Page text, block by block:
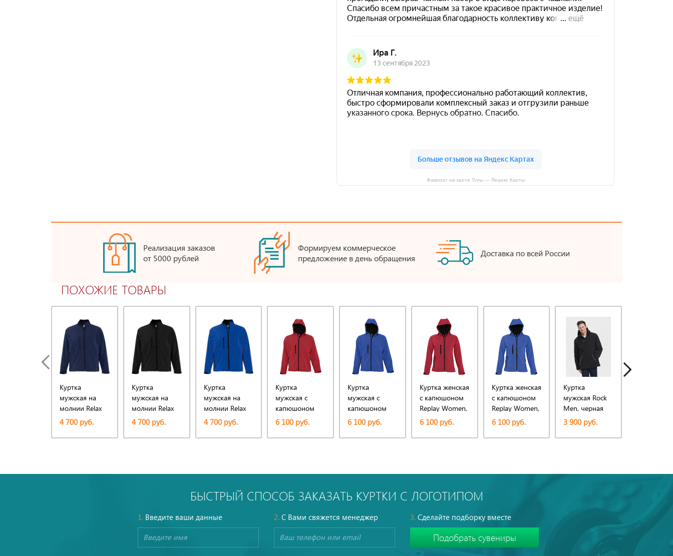
Фаворит на карте Тулы — Яндекс Карты
Реализация заказов
от 5000 рублей
Формируем коммерческое
предложение в день обращения
Доставка по всей России
ПОХОЖИЕ ТОВАРЫ
Куртка
мужская на
молнии Relax
340, темно-
4 700 руб.
Куртка
мужская на
молнии Relax
340, черная
4 700 руб.
Куртка
мужская на
молнии Relax
340, ярко-
4 700 руб.
Куртка
мужская с
капюшоном
Replay Men
340, красная
6 100 руб.
Куртка
мужская с
капюшоном
Replay Men
340, ярко-
синяя
6 100 руб.
Куртка женская
с капюшоном
Replay Women,
красная
6 100 руб.
Куртка женская
с капюшоном
Replay Women,
ярко-синяя
6 100 руб.
Куртка
мужская Rock
Men, черная
3 900 руб.
БЫСТРЫЙ СПОСОБ ЗАКАЗАТЬ КУРТКИ С ЛОГОТИПОМ
1.Введите ваши данные 2.С Вами свяжется менеджер 3. Сделайте подборку вместе